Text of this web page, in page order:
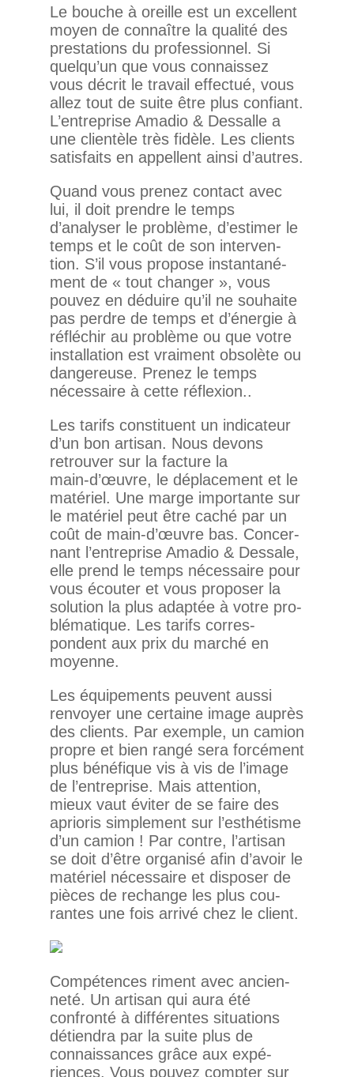
Le bouche à oreille est un excellent
moyen de connaître la qua­lité des
pres­ta­tions du pro­fes­sionnel. Si
quelqu’un que vous connaissez
vous décrit le tra­vail effectué, vous
allez tout de suite être plus confiant.
L’entreprise Amadio & Des­salle a
une clien­tèle très fidèle. Les clients
satis­faits en appellent ainsi d’autres.
Quand vous prenez contact avec
lui, il doit prendre le temps
d’analyser le pro­blème, d’estimer le
temps et le coût de son inter­ven­
tion. S’il vous pro­pose ins­tan­ta­né­
ment de « tout changer », vous
pouvez en déduire qu’il ne sou­haite
pas perdre de temps et d’énergie à
réflé­chir au pro­blème ou que votre
ins­tal­la­tion est vrai­ment obso­lète ou
dan­ge­reuse. Prenez le temps
néces­saire à cette réflexion..
Les tarifs consti­tuent un indi­ca­teur
d’un bon artisan. Nous devons
retrouver sur la fac­ture la
main‑d’œuvre, le dépla­ce­ment et le
maté­riel. Une marge impor­tante sur
le maté­riel peut être caché par un
coût de main‑d’œuvre bas. Concer­
nant l’entreprise Amadio & Des­sale,
elle prend le temps néces­saire pour
vous écouter et vous pro­poser la
solu­tion la plus adaptée à votre pro­
blé­ma­tique. Les tarifs cor­res­
pondent aux prix du marché en
moyenne.
Les équi­pe­ments peuvent aussi
ren­voyer une cer­taine image auprès
des clients. Par exemple, un camion
propre et bien rangé sera for­cé­ment
plus béné­fique vis à vis de l’image
de l’entreprise. Mais atten­tion,
mieux vaut éviter de se faire des
aprioris sim­ple­ment sur l’esthétisme
d’un camion ! Par contre, l’artisan
se doit d’être orga­nisé afin d’avoir le
maté­riel néces­saire et dis­poser de
pièces de rechange les plus cou­
rantes une fois arrivé chez le client.
Com­pé­tences riment avec ancien­
neté. Un artisan qui aura été
confronté à dif­fé­rentes situa­tions
détiendra par la suite plus de
connais­sances grâce aux expé­
riences. Vous pouvez compter sur